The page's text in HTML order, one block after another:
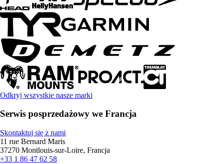
Odkryj wszystkie nasze marki
Serwis posprzedażowy we Francja
Skontaktuj się z nami
11 rue Bernard Maris
37270 Montlouis-sur-Loire, Francja
+33 1 86 47 62 58